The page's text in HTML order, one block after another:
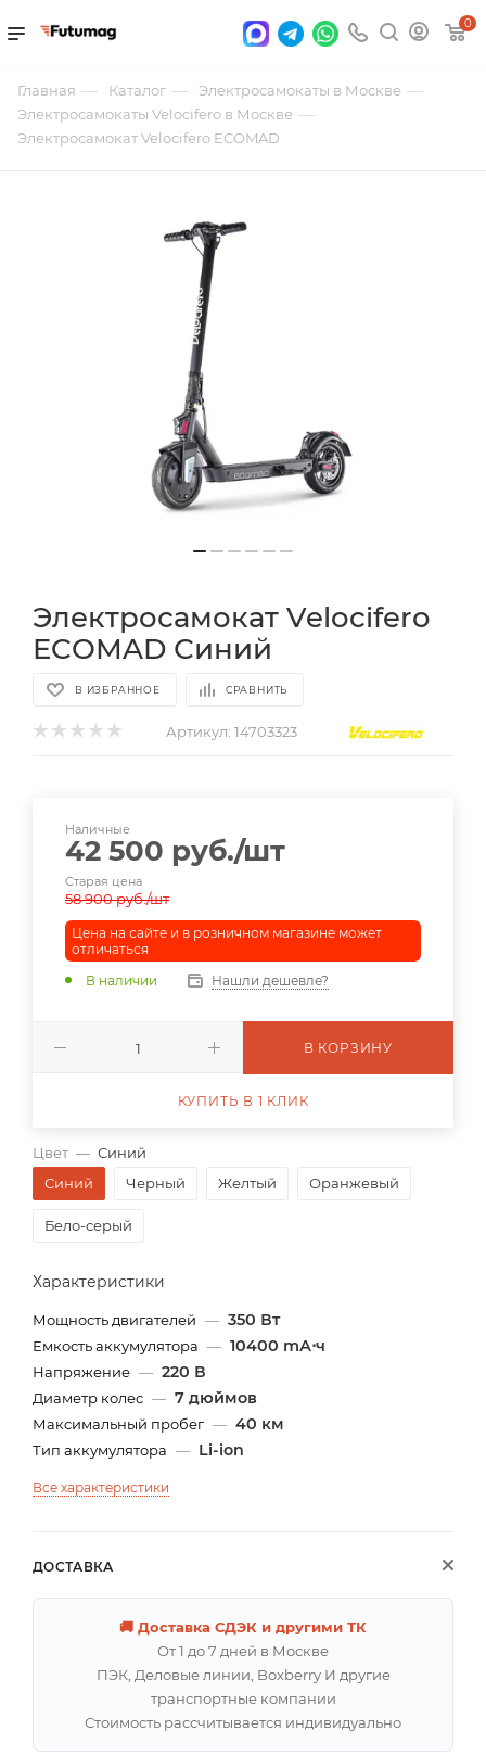
0
Главная — Каталог — Электросамокаты в Москве —
Электросамокаты Velocifero в Москве —
Электросамокат Velocifero ECOMAD
Электросамокат Velocifero
ECOMAD Синий
В ИЗБРАННОЕ СРАВНИТЬ
Артикул: 14703323
Цвет — Синий
Синий
Черный Желтый Оранжевый
Бело-серый
Характеристики
Мощность двигателей — 350 Вт
Емкость аккумулятора — 10400 mА⋅ч
Напряжение — 220 В
Диаметр колес — 7 дюймов
Максимальный пробег — 40 км
Тип аккумулятора — Li-ion
Все характеристики
ДОСТАВКА
🚚 Доставка СДЭК и другими ТК
От 1 до 7 дней в Москве
ПЭК, Деловые линии, Boxberry И другие
транспортные компании
Стоимость рассчитывается индивидуально
Наличные
42 500 руб./шт
Старая цена
58 900руб./шт
Цена на сайте и в розничном магазине может
отличаться
В наличии
Нашли дешевле?
В КОРЗИНУ
КУПИТЬ В 1 КЛИК